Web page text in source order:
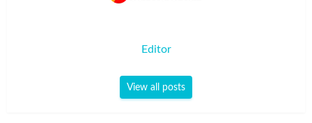
Editor
View all posts